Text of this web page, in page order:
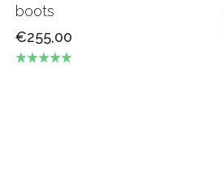
boots
€255,00